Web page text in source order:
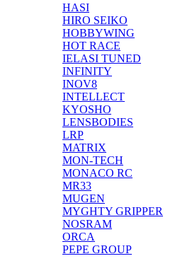
HASI
HIRO SEIKO
HOBBYWING
HOT RACE
IELASI TUNED
INFINITY
INOV8
INTELLECT
KYOSHO
LENSBODIES
LRP
MATRIX
MON-TECH
MONACO RC
MR33
MUGEN
MYGHTY GRIPPER
NOSRAM
ORCA
PEPE GROUP